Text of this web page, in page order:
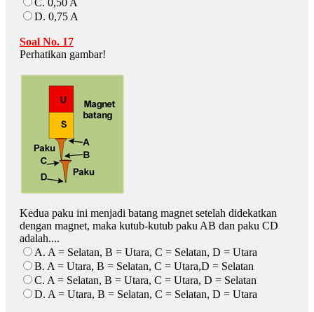
C. 0,50 A
D. 0,75 A
Soal No. 17
Perhatikan gambar!
Kedua paku ini menjadi batang magnet setelah didekatkan
dengan magnet, maka kutub-kutub paku AB dan paku CD
adalah....
A. A = Selatan, B = Utara, C = Selatan, D = Utara
B. A = Utara, B = Selatan, C = Utara,D = Selatan
C. A = Selatan, B = Utara, C = Utara, D = Selatan
D. A = Utara, B = Selatan, C = Selatan, D = Utara